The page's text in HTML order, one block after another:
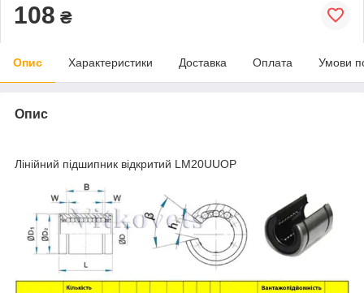
108 ₴
Опис Характеристики Доставка Оплата Умови
Опис
Лінійний підшипник відкритий LM20UUOP